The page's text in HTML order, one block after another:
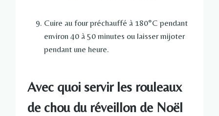
Cuire au four préchauffé à 180°C pendant
environ 40 à 50 minutes ou laisser mijoter
pendant une heure.
Avec quoi servir les rouleaux
de chou du réveillon de Noël